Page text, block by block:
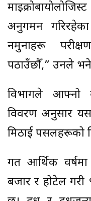
अनुगमन
नमुनाहरू
पठाउँछौँ,” उनले
विभागले आफ्नो
विवरण अनुसार
मिठाई पसलहरूको
गत आर्थिक
बजार र होटेल